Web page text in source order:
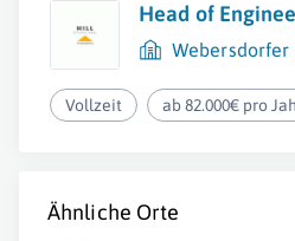
Head of
Webersdorfer
Vollzeit ab 82.000€ pro
Ähnliche Orte